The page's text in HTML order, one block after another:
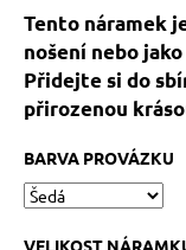
Tento náramek
nošení nebo
Přidejte si do
přirozenou
BARVA PROVÁZKU
VELIKOST
STŘÍBRNÝ
KROUŽEK
AG925
129
Kč